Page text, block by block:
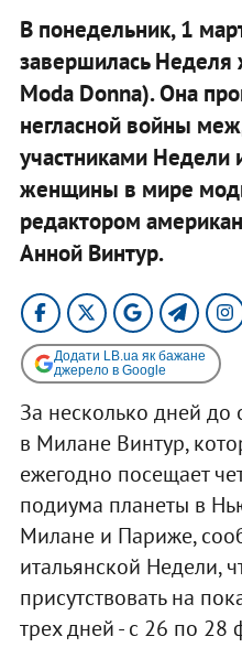
В понедельник, 1
завершилась
Moda Donna). Она
негласной войны
участниками Недели
женщины в мире
редактором
Анной Винтур.
Додати LB.ua як бажане
джерело в Google
За несколько дней
в Милане Винтур,
ежегодно посещает
подиума планеты в
Милане и Париже,
итальянской Недели,
присутствовать на
трех дней - с 26 по 28